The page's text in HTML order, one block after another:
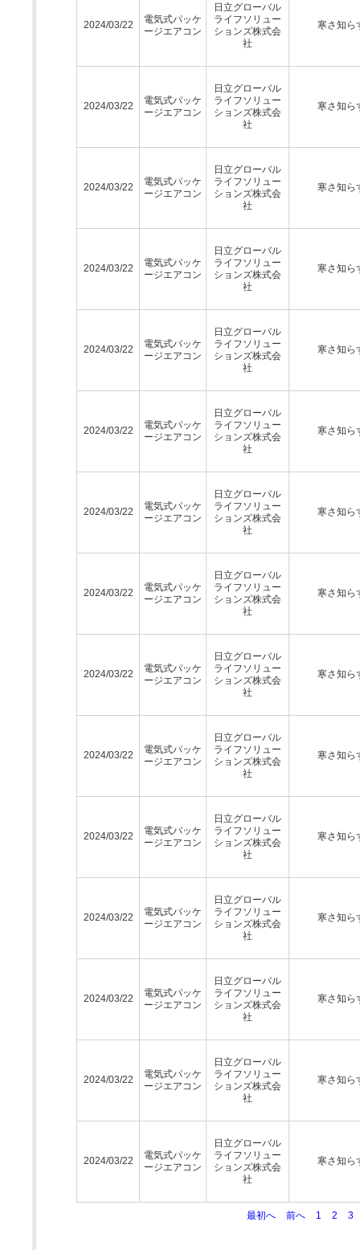
2024/03/22
電気式パッケ
ージエアコン
日立グローバル
ライフソリュー
ションズ株式会
社
寒さ知ら
2024/03/22
電気式パッケ
ージエアコン
日立グローバル
ライフソリュー
ションズ株式会
社
寒さ知ら
2024/03/22
電気式パッケ
ージエアコン
日立グローバル
ライフソリュー
ションズ株式会
社
寒さ知ら
2024/03/22
電気式パッケ
ージエアコン
日立グローバル
ライフソリュー
ションズ株式会
社
寒さ知ら
2024/03/22
電気式パッケ
ージエアコン
日立グローバル
ライフソリュー
ションズ株式会
社
寒さ知ら
2024/03/22
電気式パッケ
ージエアコン
日立グローバル
ライフソリュー
ションズ株式会
社
寒さ知ら
2024/03/22
電気式パッケ
ージエアコン
日立グローバル
ライフソリュー
ションズ株式会
社
寒さ知ら
2024/03/22
電気式パッケ
ージエアコン
日立グローバル
ライフソリュー
ションズ株式会
社
寒さ知ら
2024/03/22
電気式パッケ
ージエアコン
日立グローバル
ライフソリュー
ションズ株式会
社
寒さ知ら
2024/03/22
電気式パッケ
ージエアコン
日立グローバル
ライフソリュー
ションズ株式会
社
寒さ知ら
2024/03/22
電気式パッケ
ージエアコン
日立グローバル
ライフソリュー
ションズ株式会
社
寒さ知ら
2024/03/22
電気式パッケ
ージエアコン
日立グローバル
ライフソリュー
ションズ株式会
社
寒さ知ら
2024/03/22
電気式パッケ
ージエアコン
日立グローバル
ライフソリュー
ションズ株式会
社
寒さ知ら
2024/03/22
電気式パッケ
ージエアコン
日立グローバル
ライフソリュー
ションズ株式会
社
寒さ知ら
2024/03/22
電気式パッケ
ージエアコン
日立グローバル
ライフソリュー
ションズ株式会
社
寒さ知ら
最初へ 前へ 1 2 3